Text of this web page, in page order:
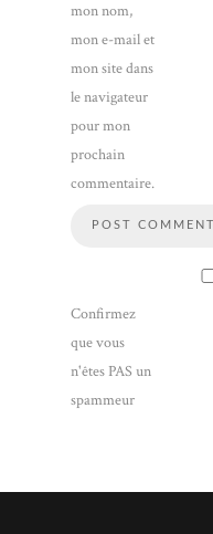
mon nom,
mon e-mail et
mon site dans
le navigateur
pour mon
prochain
commentaire.
Confirmez
que vous
n'êtes PAS un
spammeur